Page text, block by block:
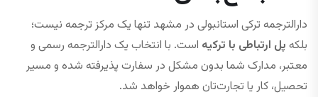
دارالترجمه ترکی استانبولی در مشهد تنها یک مرکز ترجمه نیست؛
بلکه پل ارتباطی با ترکیه است. با انتخاب یک دارالترجمه رسمی و
معتبر، مدارک شما بدون مشکل در سفارت پذیرفته شده و مسیر
تحصیل، کار یا تجارت‌تان هموار خواهد شد.